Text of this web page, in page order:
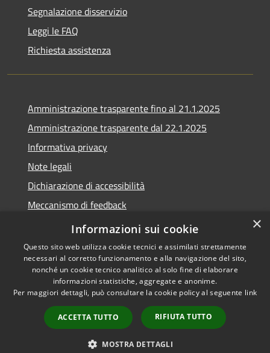
Segnalazione disservizio
Leggi le FAQ
Richiesta assistenza
Amministrazione trasparente fino al 21.1.2025
Amministrazione trasparente dal 22.1.2025
Informativa privacy
Note legali
Dichiarazione di accessibilità
Meccanismo di feedback
Whistleblowing
Accessibilità
Copyright © 2020 •
Comune di Scarlino •
Powered byMunicipium
Accesso redazione
×
Informazioni sui cookie
Questo sito web utilizza cookie tecnici e assimilati strettamente
necessari al corretto funzionamento e alla navigazione del sito,
nonché un cookie tecnico analitico al solo fine di elaborare
informazioni statistiche, aggregate e anonime.
Per maggiori dettagli, può consultare la cookie policy al seguente link
ACCETTA TUTTO RIFIUTA TUTTO
MOSTRA DETTAGLI